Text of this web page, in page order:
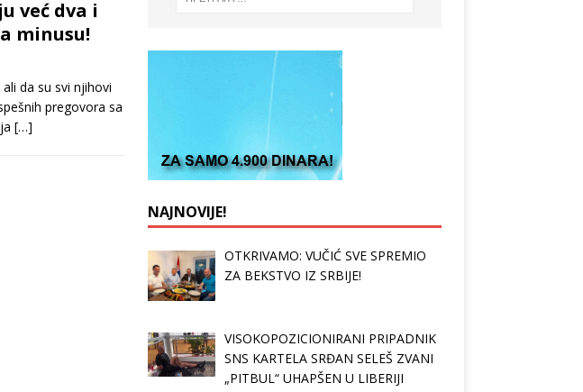
već dva i
minusu!
da su svi njihovi
pregovora sa
[…]
NAJNOVIJE!
OTKRIVAMO: VUČIĆ SVE SPREMIO
ZA BEKSTVO IZ SRBIJE!
VISOKOPOZICIONIRANI PRIPADNIK
SNS KARTELA SRĐAN SELEŠ ZVANI
„PITBUL“ UHAPŠEN U LIBERIJI